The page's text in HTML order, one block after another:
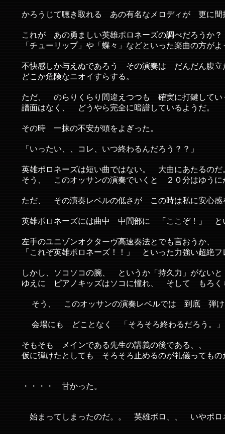
かろうじて聴き取れる あの有名なメロディが 更に間
これが あの勇ましい英雄ポロネーズの調べだろうか？
「チューリップ」や「蝶々」などといった楽曲の方が
不快感しか与えぬであろう その演奏は だんだん腹立
どこか危険なニオイすらする。
ただ、 のらりくらり間違えつつも 確実に打鍵して
譜面はなく、 どうやら完全に暗譜しているようだ。
その時 一抹の不安が頭をよぎった。
「いったい、、コレ、いつ終わるんだろう？？」
英雄ポロネーズは短い曲ではない。 大曲にあたるのだ
そう、 このオッサンの演奏でいくと ２０分はゆうに
ただ、 その演奏レベルの低さが この時は私に安心感
英雄ポロネーズには曲中 中間部に 「ここぞ！」 と
左手のユニゾンオクターヴ高速奏法とでも言おうか、
「これぞ英雄ポロネーズ！！」 といった力強い超絶フ
しかし、ソコソコの腕、 というか「持久力」がない
ゆえに ピアノキッズはソコに憧れ、 そして もろく
そう、 このオッサンの演奏レベルでは 到底 弾け
会場にも どことなく 「そろそろ終わるだろう。
そもそも メインである先生の講義の後である、、
仮に弾けたとしても そろそろ止めるのが礼儀ってもの
・・・・ 甘かった。
始まってしまったのだ。。 英雄ボロ、、 いやポロ